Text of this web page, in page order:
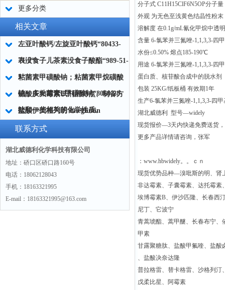
更多分类
相关文章
左亚叶酸钙/左旋亚叶酸钙“80433-
71-2“
表没食子儿茶素没食子酸酯“989-51-
5“
粘菌素甲磺酸钠；粘菌素甲烷磺酸
钠；多粘菌素E甲磺酸钠“8068-28-
8“
硫酸庆大霉素试剂的特点、制备方
法和一些相关的化学性质。
盐酸伊美格列明 Imeglimin
(hydrochloride)“775351-61-6“
联系方式
湖北威德利化学科技有限公司
地址：硚口区硚口路160号
电话：18062128043
手机：18163321995
E-mail：18163321995@163.com
分子式 C11H15ClF6N5OP分子量
外观 为无色至浅黄色结晶性粉末
溶解度 在0.1g/mL氰化甲烷中透明
含量 6-氯苯并三氮唑-1,1,3,3-四
水份≤0.50% 熔点185-190℃
用途 6-氯苯并三氮唑-1,1,3,3-四
蛋白质、核苷酸合成中的脱水剂
包装 25KG/纸板桶 有效期1年
生产6-氯苯并三氮唑-1,1,3,3-四
湖北威德利 型号—widely
现货报价—3天内快递免费送货
更多产品详情请咨询，张军
：www.hbwidely。。ｃｎ
现货优势品种—溴吡斯的明、肾
非达霉素、子囊霉素、达托霉素
埃博霉素B、伊沙匹隆、长春西
尼丁、它波宁
青蒿琥酯、蒿甲醚、长春布宁
甲素
甘露聚糖肽、盐酸甲氟喹、盐酸
、盐酸决奈达隆
普拉格雷、替卡格雷、沙格列汀
戊柔比星、阿霉素